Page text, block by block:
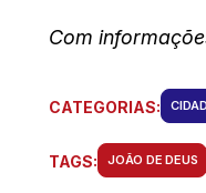
Com
CATEGORIAS:
TAGS: JOÃO DE DEUS